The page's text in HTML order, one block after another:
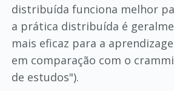
distribuída funciona melhor
a prática distribuída é
mais eficaz para a
em comparação com o
de estudos").